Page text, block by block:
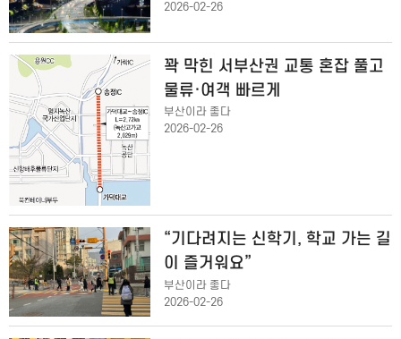
2026-02-26
꽉 막힌 서부산권 교통 혼잡 풀고
물류·여객 빠르게
부산이라 좋다
2026-02-26
“기다려지는 신학기, 학교 가는 길
이 즐거워요”
부산이라 좋다
2026-02-26